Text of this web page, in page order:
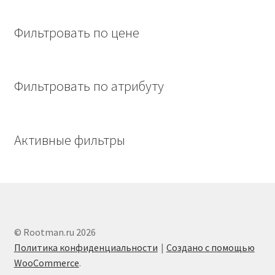
Фильтровать по цене
Фильтровать по атрибуту
Активные фильтры
© Rootman.ru 2026
Политика конфиденциальности
Создано с помощью
WooCommerce.